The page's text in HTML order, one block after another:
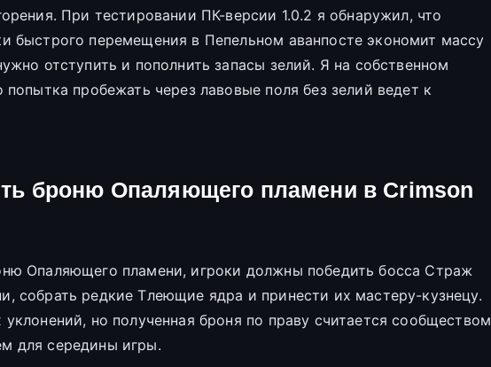
При тестировании ПК-версии 1.0.2 я обнаружил, что
быстрого перемещения в Пепельном аванпосте экономит массу
отступить и пополнить запасы зелий. Я на собственном
попытка пробежать через лавовые поля без зелий ведет к
броню Опаляющего пламени в Crimson
Опаляющего пламени, игроки должны победить босса Страж
собрать редкие Тлеющие ядра и принести их мастеру-кузнецу.
но полученная броня по праву считается сообществом
для середины игры.